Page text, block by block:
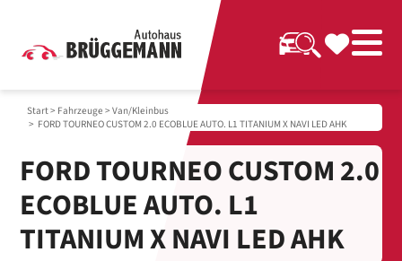
Start> Fahrzeuge >Van/Kleinbus
> FORD TOURNEO CUSTOM 2.0 ECOBLUE AUTO. L1 TITANIUM X NAVI LED AHK
FORD TOURNEO CUSTOM 2.0
ECOBLUE AUTO. L1
TITANIUM X NAVI LED AHK